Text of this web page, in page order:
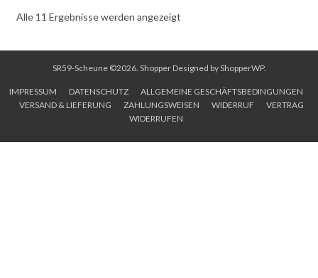
Alle 11 Ergebnisse werden angezeigt
SR59-Scheune ©2026. ShopperDesigned byShopperWP.
IMPRESSUM DATENSCHUTZ
ALLGEMEINE GESCHÄFTSBEDINGUNGEN
VERSAND & LIEFERUNG
ZAHLUNGSWEISEN WIDERRUF
VERTRAG
WIDERRUFEN